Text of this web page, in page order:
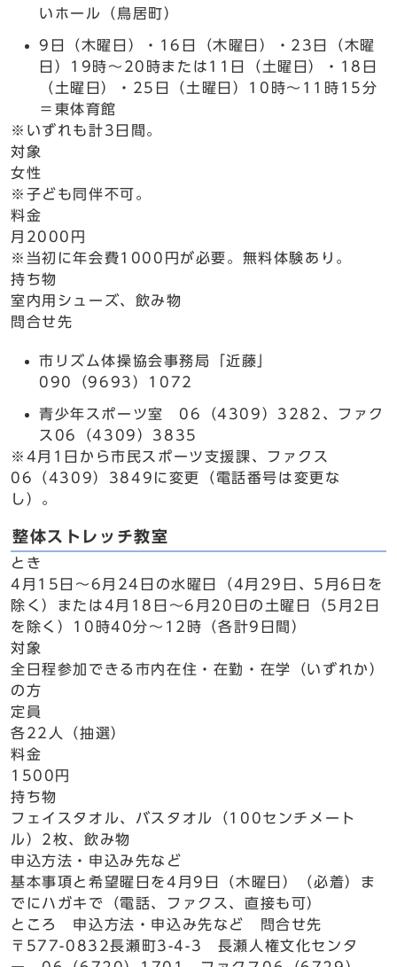
いホール（鳥居町）
9日（木曜日）・16日（木曜日）・23日（木曜
日）19時～20時または11日（土曜日）・18日
（土曜日）・25日（土曜日）10時～11時15分
＝東体育館
※いずれも計3日間。
対象
女性
※子ども同伴不可。
料金
月2000円
※当初に年会費1000円が必要。無料体験あり。
持ち物
室内用シューズ、飲み物
問合せ先
市リズム体操協会事務局「近藤」
090（9693）1072
青少年スポーツ室 06（4309）3282、ファク
ス06（4309）3835
※4月1日から市民スポーツ支援課、ファクス
06（4309）3849に変更（電話番号は変更な
し）。
整体ストレッチ教室
とき
4月15日～6月24日の水曜日（4月29日、5月6日を
除く）または4月18日～6月20日の土曜日（5月2日
を除く）10時40分～12時（各計9日間）
対象
全日程参加できる市内在住・在勤・在学（いずれか）
の方
定員
各22人（抽選）
料金
1500円
持ち物
フェイスタオル、バスタオル（100センチメート
ル）2枚、飲み物
申込方法・申込み先など
基本事項と希望曜日を4月9日（木曜日）（必着）ま
でにハガキで（電話、ファクス、直接も可）
ところ 申込方法・申込み先など 問合せ先
〒577-0832長瀬町3-4-3 長瀬人権文化センタ